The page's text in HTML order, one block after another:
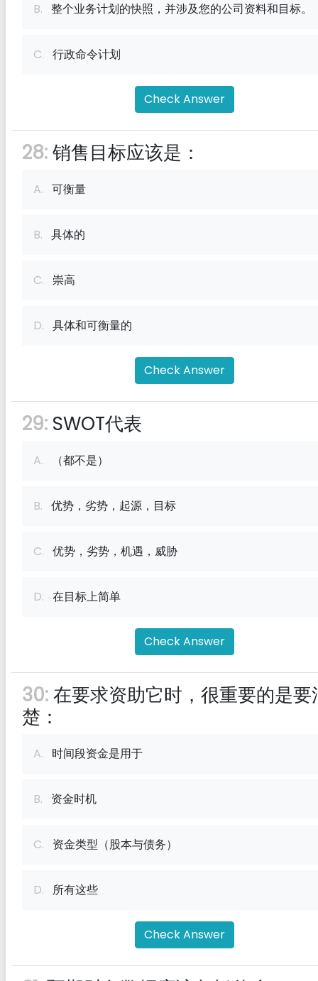
B. 整个业务计划的快照，并涉及您的公司资料和目标。
C. 行政命令计划
Check Answer
28:销售目标应该是：
A. 可衡量
B. 具体的
C. 崇高
D. 具体和可衡量的
Check Answer
29: SWOT代表
A. （都不是）
B. 优势，劣势，起源，目标
C. 优势，劣势，机遇，威胁
D. 在目标上简单
Check Answer
30:在要求资助它时，很重要的是要
楚：
A. 时间段资金是用于
B. 资金时机
C. 资金类型（股本与债务）
D. 所有这些
Check Answer